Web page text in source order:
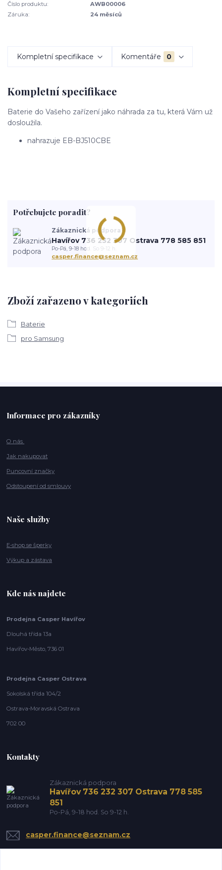
Číslo produktu:
AWB00006
Záruka:
24 měsíců
Kompletní specifikace Komentáře 0
Kompletní specifikace
Baterie do Vašeho zařízení jako náhrada za tu, která Vám už
dosloužila.
nahrazuje EB-BJ510CBE
Zboží zařazeno v kategoriích
Baterie
pro Samsung
Potřebujete poradit?
Zákaznická podpora
Havířov 736 232 307 Ostrava 778 585 851
Po-Pá, 9-18 hod. So 9-12 h.
casper.finance@seznam.cz
Informace pro zákazníky
O nás
Jak nakupovat
Puncovní značky
Odstoupení od smlouvy
Naše služby
E-shop se šperky
Výkup a zástava
Kde nás najdete
Prodejna Casper Havířov
Dlouhá třída 13a
Havířov-Město, 736 01
Prodejna Casper Ostrava
Sokolská třída 104/2
Ostrava-Moravská Ostrava
702 00
Kontakty
Zákaznická podpora
Havířov 736 232 307 Ostrava 778 585
851
Po-Pá, 9-18 hod. So 9-12 h.
casper.finance@seznam.cz